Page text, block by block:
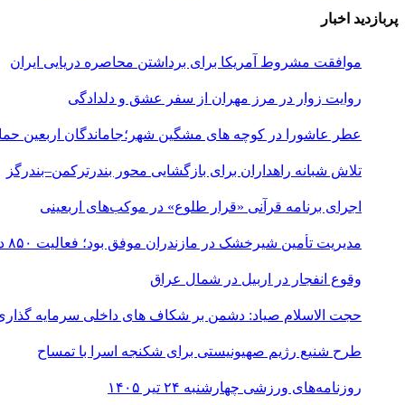
پربازدید اخبار
موافقت مشروط آمریکا برای برداشتن محاصره دریایی ایران
روایت زوار در مرز مهران از سفر عشق و دلدادگی
عطر عاشورا در کوچه های مشگین شهر؛جاماندگان اربعین
تلاش شبانه راهداران برای بازگشایی محور بندرترکمن–بندرگز
اجرای برنامه قرآنی «قرار طلوع» در موکب‌های اربعینی
مدیریت تأمین شیرخشک در مازندران موفق بود؛ فعالیت ۸۵۰ داروخانه
وقوع انفجار در اربیل در شمال عراق
حجت الاسلام صیاد: دشمن بر شکاف‌ های داخلی سرمایه‌
طرح شنیع رژیم صهیونیستی برای شکنجه اسرا با تمساح
روزنامه‌های ورزشی چهارشنبه ۲۴ تیر ۱۴۰۵